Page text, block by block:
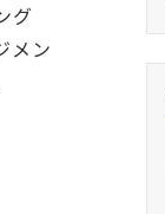
グ
メン